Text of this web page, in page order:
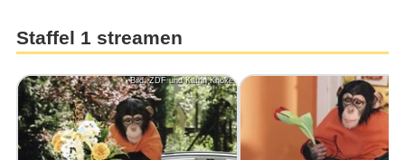
Staffel 1 streamen
Bild: ZDF und Katrin Knoke